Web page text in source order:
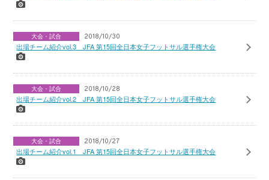
大会・試合 2018/10/30
出場チーム紹介vol.3 JFA 第15回全日本女子フットサル選手権大会
大会・試合 2018/10/28
出場チーム紹介vol.2 JFA 第15回全日本女子フットサル選手権大会
大会・試合 2018/10/27
出場チーム紹介vol.1 JFA 第15回全日本女子フットサル選手権大会